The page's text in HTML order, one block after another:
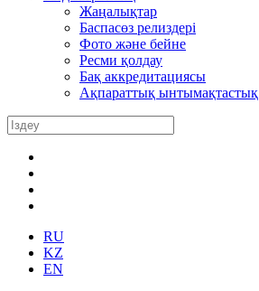
Жаңалықтар
Баспасөз релиздері
Фото және бейне
Ресми қолдау
Бақ аккредитациясы
Ақпараттық ынтымақтастық
RU
KZ
EN